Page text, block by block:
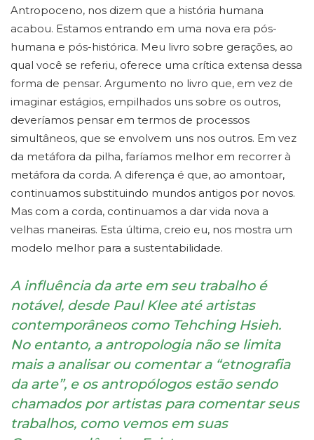
Antropoceno, nos dizem que a história humana
acabou. Estamos entrando em uma nova era pós-
humana e pós-histórica. Meu livro sobre gerações, ao
qual você se referiu, oferece uma crítica extensa dessa
forma de pensar. Argumento no livro que, em vez de
imaginar estágios, empilhados uns sobre os outros,
deveríamos pensar em termos de processos
simultâneos, que se envolvem uns nos outros. Em vez
da metáfora da pilha, faríamos melhor em recorrer à
metáfora da corda. A diferença é que, ao amontoar,
continuamos substituindo mundos antigos por novos.
Mas com a corda, continuamos a dar vida nova a
velhas maneiras. Esta última, creio eu, nos mostra um
modelo melhor para a sustentabilidade.
A influência da arte em seu trabalho é
notável, desde Paul Klee até artistas
contemporâneos como Tehching Hsieh.
No entanto, a antropologia não se limita
mais a analisar ou comentar a “etnografia
da arte”, e os antropólogos estão sendo
chamados por artistas para comentar seus
trabalhos, como vemos em suas